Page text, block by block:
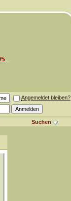
Angemeldet bleiben?
Suchen